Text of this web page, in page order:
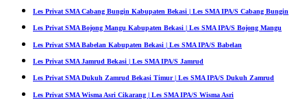
Les Privat SMA Cabang Bungin Kabupaten Bekasi | Les SMA IPA/S Cabang Bungin
Les Privat SMA Bojong Mangu Kabupaten Bekasi | Les SMA IPA/S Bojong Mangu
Les Privat SMA Babelan Kabupaten Bekasi | Les SMA IPA/S Babelan
Les Privat SMA Jamrud Bekasi | Les SMA IPA/S Jamrud
Les Privat SMA Dukuh Zamrud Bekasi Timur | Les SMA IPA/S Dukuh Zamrud
Les Privat SMA Wisma Asri Cikarang | Les SMA IPA/S Wisma Asri